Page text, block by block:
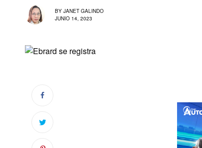
BY JANET GALINDO
JUNIO 14, 2023